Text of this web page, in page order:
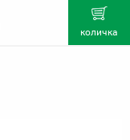
количка